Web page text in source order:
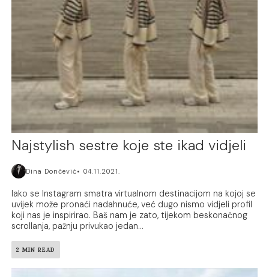
Najstylish sestre koje ste ikad vidjeli
Dina Dončević 04.11.2021.
Iako se Instagram smatra virtualnom destinacijom na kojoj se
uvijek može pronaći nadahnuće, već dugo nismo vidjeli profil
koji nas je inspirirao. Baš nam je zato, tijekom beskonačnog
scrollanja, pažnju privukao jedan...
2 MIN READ